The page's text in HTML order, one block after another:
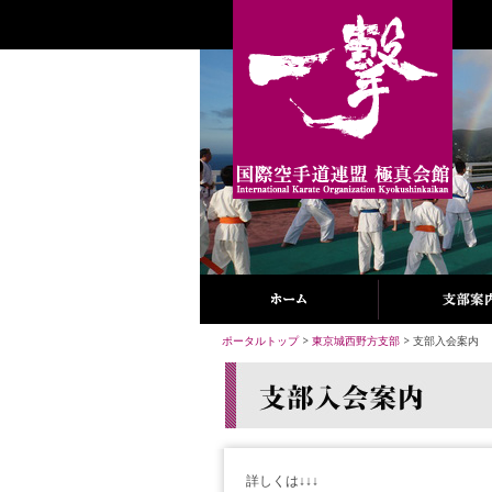
ポータルトップ> 東京城西野方支部 > 支部入会案内
詳しくは↓↓↓